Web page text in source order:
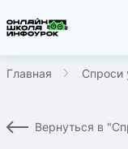
Главная Спроси
Вернуться в